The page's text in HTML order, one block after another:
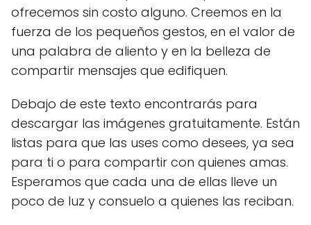
ofrecemos sin costo alguno. Creemos en la
fuerza de los pequeños gestos, en el valor de
una palabra de aliento y en la belleza de
compartir mensajes que edifiquen.
Debajo de este texto encontrarás para
descargar las imágenes gratuitamente. Están
listas para que las uses como desees, ya sea
para ti o para compartir con quienes amas.
Esperamos que cada una de ellas lleve un
poco de luz y consuelo a quienes las reciban.